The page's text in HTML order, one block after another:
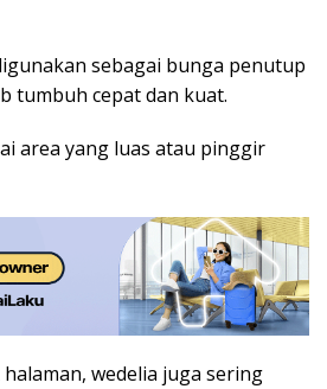
sebagai bunga penutup
tumbuh cepat dan kuat.
area yang luas atau pinggir
wedelia juga sering